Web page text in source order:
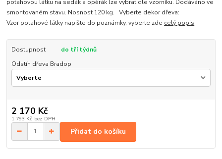
potahovou látku na sedák a opěrák lze vybrat dle vzorníku. Dodáváno ve
smontovaném stavu. Nosnost 120 kg. Vyberte dekor dřeva:
Vzor potahové látky napište do poznámky, vyberte zde celý popis
Dostupnost
do tří týdnů
Odstín dřeva Bradop
2 170 Kč
1 793 Kč bez DPH
Přidat do košíku